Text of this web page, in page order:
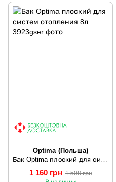
Optima (Польша)
Бак Optima плоский для систем отопления 8л
1 160 грн 1 508 грн